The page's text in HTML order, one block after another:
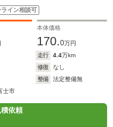
ライン相談可
本体価格
170.0万円
走行 4.4万km
修復
なし
整備
法定整備無
士市
依頼